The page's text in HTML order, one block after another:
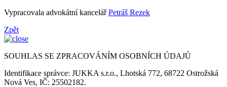
Vypracovala advokátní kancelářPetráš Rezek
Zpět
SOUHLAS SE ZPRACOVÁNÍM OSOBNÍCH ÚDAJŮ
Identifikace správce: JUKKA s.r.o., Lhotská 772, 68722 Ostrožská
Nová Ves, IČ: 25502182.